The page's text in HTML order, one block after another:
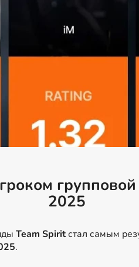
2025
Team Spiritстал самым
.